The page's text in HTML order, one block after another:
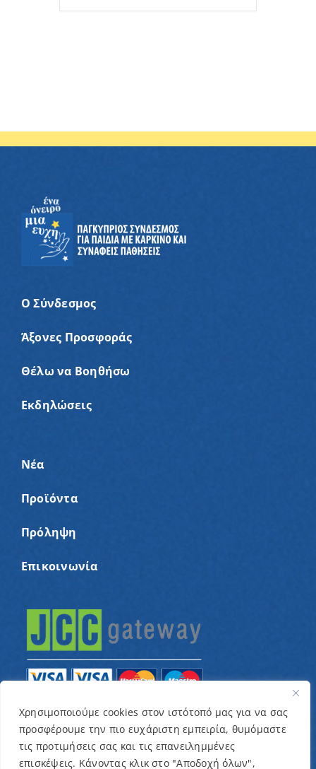
Χρησιμοποιούμε cookies στον ιστότοπό μας για να σας
προσφέρουμε την πιο ευχάριστη εμπειρία, θυμόμαστε
τις προτιμήσεις σας και τις επανειλημμένες
επισκέψεις. Κάνοντας κλικ στο "Αποδοχή όλων",
Ο Σύνδεσμος
Άξονες Προσφοράς
Θέλω να Βοηθήσω
Εκδηλώσεις
Νέα
Προϊόντα
Πρόληψη
Επικοινωνία
© Copyright 2022 – Παγκύπριος Σύνδεσμος για
παιδιά με καρκίνο και συναφείς παθήσεις «Ένα